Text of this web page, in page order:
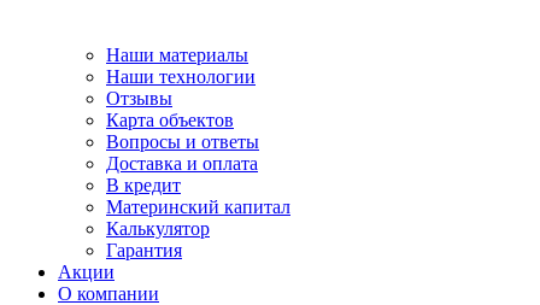
Наши материалы
Наши технологии
Отзывы
Карта объектов
Вопросы и ответы
Доставка и оплата
В кредит
Материнский капитал
Калькулятор
Гарантия
Акции
О компании